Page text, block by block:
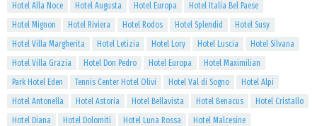
Hotel Alla Noce
Hotel Augusta Hotel Europa
Hotel Italia Bel Paese
Hotel Mignon
Hotel Riviera Hotel Rodos Hotel Splendid
Hotel Susy
Hotel Villa Margherita
Hotel Letizia Hotel Lory Hotel Luscia
Hotel Silvana
Hotel Villa Grazia
Hotel Don Pedro Hotel Europa
Hotel Maximilian
Park Hotel Eden
Tennis Center Hotel Olivi Hotel Val di Sogno
Hotel Alpi
Hotel Antonella
Hotel Astoria Hotel Bellavista Hotel Benacus
Hotel Cristallo
Hotel Diana
Hotel Dolomiti Hotel Luna Rossa
Hotel Malcesine